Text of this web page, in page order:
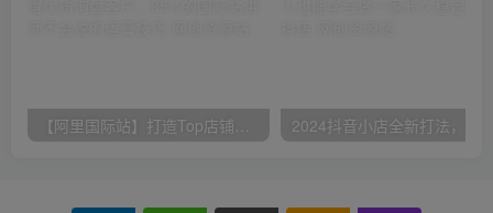
【阿里国际站】打造Top店铺&获得优质询盘客户，​95%的国际站讲师不会说的运营技巧